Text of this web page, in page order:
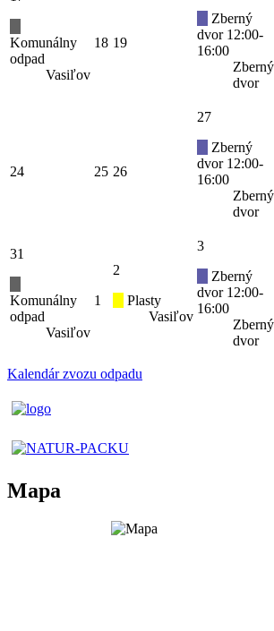
Komunálny
odpad
Vasiľov
18 19
Zberný
dvor 12:00-
16:00
Zberný
dvor
24 25 26
27
Zberný
dvor 12:00-
16:00
Zberný
dvor
31
Komunálny
odpad
Vasiľov
1
2
Plasty
Vasiľov
3
Zberný
dvor 12:00-
16:00
Zberný
dvor
Kalendár zvozu odpadu
Mapa